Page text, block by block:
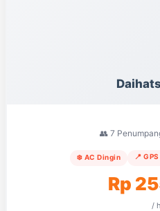
👥 7
❄️ AC Dingin 📍
Rp
/